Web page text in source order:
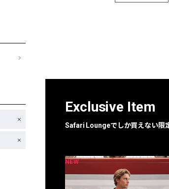
Exclusive Item
Safari Loungeでしか買えない限
NEW